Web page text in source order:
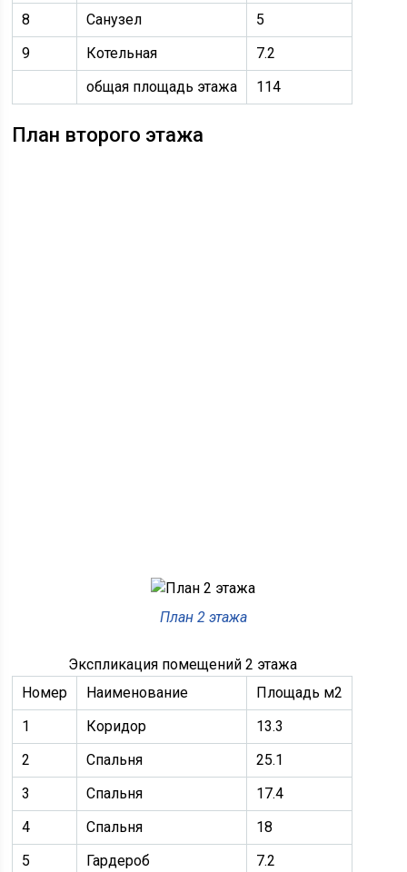
8
Санузел
5
9
Котельная
7.2
общая площадь этажа
114
План второго этажа
План 2 этажа
Экспликация помещений 2 этажа
Номер
Наименование
Площадь м2
1
Коридор
13.3
2
Спальня
25.1
3
Спальня
17.4
4
Спальня
18
5
Гардероб
7.2